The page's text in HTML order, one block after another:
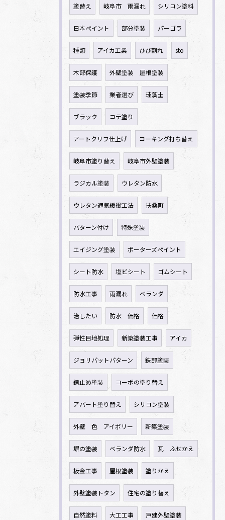
塗替え 岐阜市 雨漏れ シリコン塗料
日本ペイント 部分塗装 パーゴラ
種類 アイカ工業 ひび割れ sto
木部保護 外壁塗装 屋根塗装
塗装季節 業者選び 珪藻土
ブラック コテ塗り
アートクリフ仕上げ コーキング打ち替え
岐阜市塗り替え 岐阜市外壁塗装
ラジカル塗装 ウレタン防水
ウレタン通気緩衝工法 扶桑町
パターン付け 特殊塗装
エイジング塗装 ポーターズペイント
シート防水 塩ビシート ゴムシート
防水工事 雨漏れ ベランダ
治したい 防水 価格 価格
弾性目地処理 新築塗装工事 アイカ
ジョリパットパターン 鉄部塗装
錆止め塗装 コーポの塗り替え
アパート塗り替え シリコン塗装
外壁 色 アイボリー 新築塗装
塀の塗装 ベランダ防水 瓦 ふせかえ
板金工事 屋根塗装 塗りかえ
外壁塗装トタン 住宅の塗り替え
自然塗料 大工工事 戸建外壁塗装